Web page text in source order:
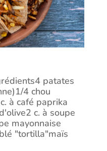
patates
4 chou
à café paprika
c. à soupe
mayonnaise
"tortilla"maïs